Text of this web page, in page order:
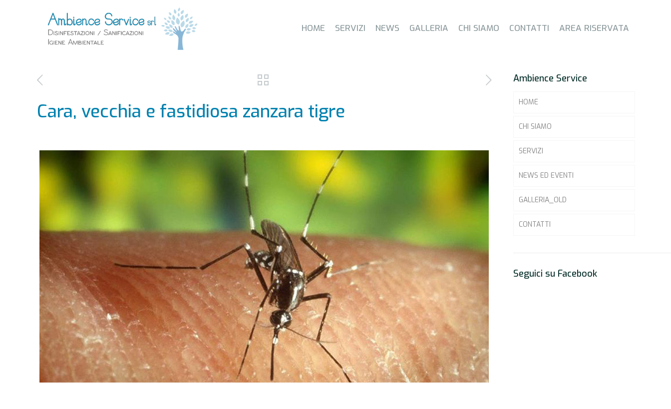
HOME SERVIZI NEWS GALLERIA CHI SIAMO CONTATTI AREA RISERVATA
Cara, vecchia e fastidiosa zanzara tigre
Ambience Service
HOME
CHI SIAMO
SERVIZI
NEWS ED EVENTI
GALLERIA_OLD
CONTATTI
Seguici su Facebook